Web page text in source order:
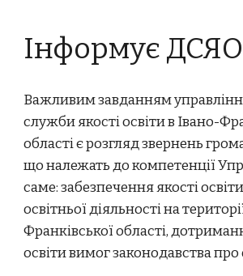
Інформує ДСЯО
Важливим завданням
служби якості освіти в Івано-
області є розгляд звернень
що належать до компетенції
саме: забезпечення якості
освітньої діяльності на
Франківської області,
освіти вимог законодавства про